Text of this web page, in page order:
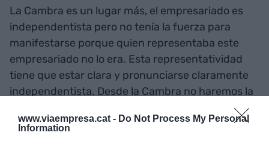
www.viaempresa.cat - Do Not Process My Personal
Information
La Cambra es un lugar más, el empresariado es
independentista pero no tenía la fuerza para
manifestarse porque quien representaba este
empresariado no lo era. Esta representatividad
tiene que estar clara y pronunciarse claramente
independentista. Desde la Cambra no haremos la
independencia, pero es un lugar más en el camino
hacia la independencia.